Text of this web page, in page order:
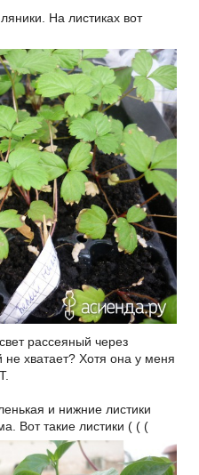
На листиках вот
рассеяный через
хватает? Хотя она у меня
и нижние листики
Вот такие листики ( ( (